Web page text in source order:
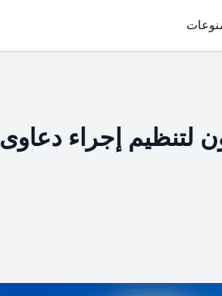
لتنظيم إجراء دعاوى